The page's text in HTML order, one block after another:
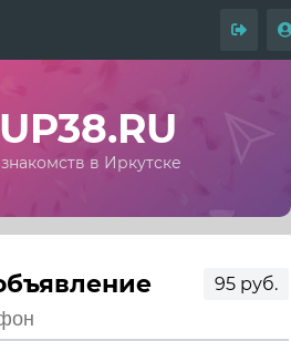
в Иркутске
95 руб.